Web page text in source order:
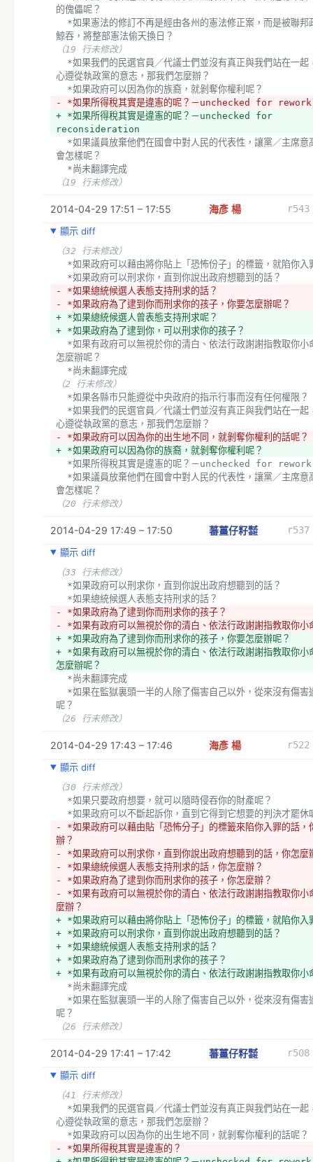
（3 行未修改）
reconsideration
  *如果議員放棄他們在國會中對人民的代表性，讓黨／主席意高於民意
會怎樣呢？
- *尚未翻譯完成
+ *
任何意義呢？
  *如果政府可以任意制定法律、規範一切行為、隨意對日常活動抽稅，
視憲法於無物呢？
- *尚未翻譯完成
+ *
*如果你愛你的國家，但卻痛恨政府對這個國家的所作所為呢
- *萬一（此處可以代入任何人的名字）是對的呢？
  *如果管得最少的政府才是最好的政府呢？
  *萬一我是對的呢？
（7 行未修改）
  歡迎更好的點子、更合乎時事的溫馨反擊問題
- *哇咧，只能從 1 開始？
+ *請問警察、議員、立委、官員、總統，是我們的主子，還是
+ *在沒有陪審制度的臺灣，判決來自法官的心證，但如果國家
脅迫的方式影響法官的心證，而此時你站在被告席，該怎麼辦
by YiShing Michael Wen
+ *
  *
的傀儡呢？
鯨吞，將整部憲法偷天換日？
（19 行未修改）
心遵從執政黨的意志，那我們怎麼辦？
  *如果政府可以因為你的族裔，就剝奪你權利呢？
- *如果所得稅其實是違憲的呢？－unchecked for rework
+ *如果所得稅其實是違憲的呢？－unchecked for
reconsideration
會怎樣呢？
  *尚未翻譯完成
（19 行未修改）
2014-04-29 17:51 – 17:55 海彥 楊
顯示 diff
（32 行未修改）
*如果政府可以藉由將你貼上「恐怖份子」的標籤，就陷你
  *如果政府可以刑求你，直到你說出政府想聽到的話？
- *如果總統候選人表態支持刑求的話？
- *如果政府為了逮到你而刑求你的孩子，你要怎麼辦呢？
+ *如果總統候選人曾表態支持刑求呢？
+ *如果政府為了逮到你，可以刑求你的孩子？
怎麼辦呢？
  *尚未翻譯完成
（2 行未修改）
  *如果各縣市只能遵從中央政府的指示行事而沒有任何權限？
心遵從執政黨的意志，那我們怎麼辦？
- *如果政府可以因為你的出生地不同，就剝奪你權利的話呢？
+ *如果政府可以因為你的族裔，就剝奪你權利呢？
  *如果所得稅其實是違憲的呢？－unchecked for rework
會怎樣呢？
（20 行未修改）
2014-04-29 17:49 – 17:50 蕃薑仔籽㍿
顯示 diff
（33 行未修改）
  *如果政府可以刑求你，直到你說出政府想聽到的話？
  *如果總統候選人表態支持刑求的話？
- *如果政府為了逮到你而刑求你的孩子？
- *如果有政府可以無視於你的清白、依法行政謝謝指教取你小
+ *如果政府為了逮到你而刑求你的孩子，你要怎麼辦呢？
+ *如果有政府可以無視於你的清白、依法行政謝謝指教取你小
怎麼辦呢？
  *尚未翻譯完成
呢？
（26 行未修改）
2014-04-29 17:43 – 17:46 海彥 楊
顯示 diff
（30 行未修改）
  *如果只要政府想要，就可以隨時侵吞你的財產呢？
*如果政府可以不斷起訴你，直到它得到它想要的判決才罷休
- *如果政府可以藉由貼「恐怖分子」的標籤來陷你入罪的話，
辦？
- *如果政府可以刑求你，直到你說出政府想聽到的話，你怎麼
- *如果總統候選人表態支持刑求的話，你怎麼辦？
- *如果政府為了逮到你而刑求你的孩子，你怎麼辦？
- *如果有政府可以無視於你的清白、依法行政謝謝指教取你小
麼辦？
+ *如果政府可以藉由將你貼上「恐怖份子」的標籤，就陷你
+ *如果政府可以刑求你，直到你說出政府想聽到的話？
+ *如果總統候選人表態支持刑求的話？
+ *如果政府為了逮到你而刑求你的孩子？
+ *如果有政府可以無視於你的清白、依法行政謝謝指教取你小
  *尚未翻譯完成
呢？
（26 行未修改）
2014-04-29 17:41 – 17:42 蕃薑仔籽㍿
顯示 diff
（41 行未修改）
心遵從執政黨的意志，那我們怎麼辦？
  *如果政府可以因為你的出生地不同，就剝奪你權利的話呢？
- *如果所得稅其實是違憲的？